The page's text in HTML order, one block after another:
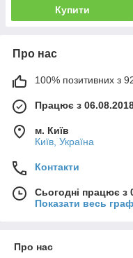
Купити
Про нас
100% позитивних з 92
Працює з
м. Київ
Київ, Україна
Контакти
Сьогодні працює з
Показати весь
Про нас